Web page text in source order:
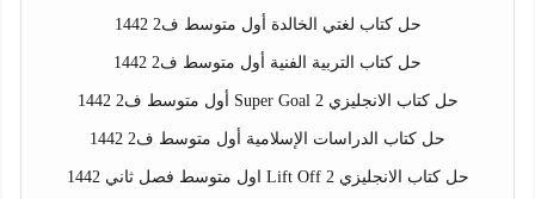
حل كتاب لغتي الخالدة أول متوسط ف2 1442
حل كتاب التربية الفنية أول متوسط ف2 1442
حل كتاب الانجليزي Super Goal 2 أول متوسط ف2 1442
حل كتاب الدراسات الإسلامية أول متوسط ف2 1442
حل كتاب الانجليزي Lift Off 2 اول متوسط فصل ثاني 1442